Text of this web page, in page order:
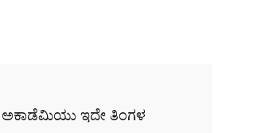
ಅಕಾಡೆಮಿಯು ಇದೇ ತಿಂಗಳ